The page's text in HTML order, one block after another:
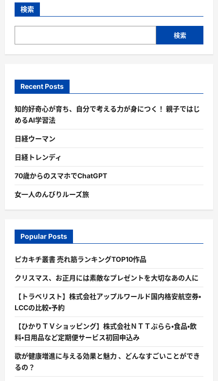
検索
検索
Recent Posts
知的好奇心が育ち、自分で考える力が身につく！ 親子ではじ
めるAI学習法
日経ウーマン
日経トレンディ
70歳からのスマホでChatGPT
女一人のんびりルーズ旅
Popular Posts
ピカキチ叢書 売れ筋ランキングTOP10作品
クリスマス、お正月には素敵なプレゼントを大切なあの人に
【トラベリスト】株式会社アップルワールド国内格安航空券・
LCCの比較・予約
【ひかりＴＶショッピング】株式会社ＮＴＴぷらら・食品・飲
料・日用品など定期便サービス初回申込み
歌が健康増進に与える効果と魅力 、どんなすごいことができ
るの？